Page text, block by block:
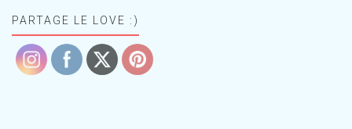
PARTAGE LE LOVE :)